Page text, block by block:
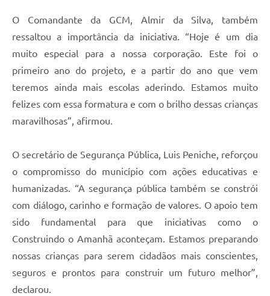
O Comandante da GCM, Almir da Silva, também
ressaltou a importância da iniciativa. “Hoje é um dia
muito especial para a nossa corporação. Este foi o
primeiro ano do projeto, e a partir do ano que vem
teremos ainda mais escolas aderindo. Estamos muito
felizes com essa formatura e com o brilho dessas crianças
maravilhosas”, afirmou.
O secretário de Segurança Pública, Luis Peniche, reforçou
o compromisso do município com ações educativas e
humanizadas. “A segurança pública também se constrói
com diálogo, carinho e formação de valores. O apoio tem
sido fundamental para que iniciativas como o
Construindo o Amanhã aconteçam. Estamos preparando
nossas crianças para serem cidadãos mais conscientes,
seguros e prontos para construir um futuro melhor”,
declarou.